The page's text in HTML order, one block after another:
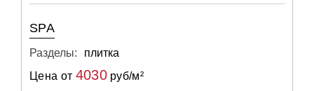
SPA
Разделы:
плитка
Цена от 4030руб/м²